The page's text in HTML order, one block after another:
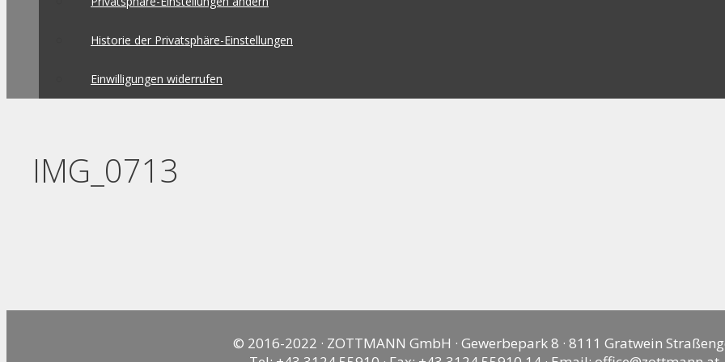
Historie der Privatsphäre-Einstellungen
Einwilligungen widerrufen
IMG_0713
© 2016-2022 · ZOTTMANN GmbH · Gewerbepark 8 · 8111 Gratwein